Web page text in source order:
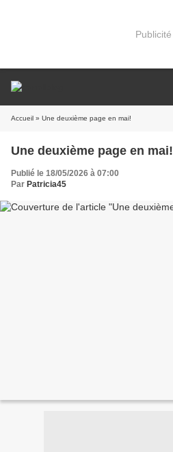
Publicité
Accueil » Une deuxième page en mai!
Une deuxième page en mai!
Publié le 18/05/2026 à 07:00
Par Patricia45